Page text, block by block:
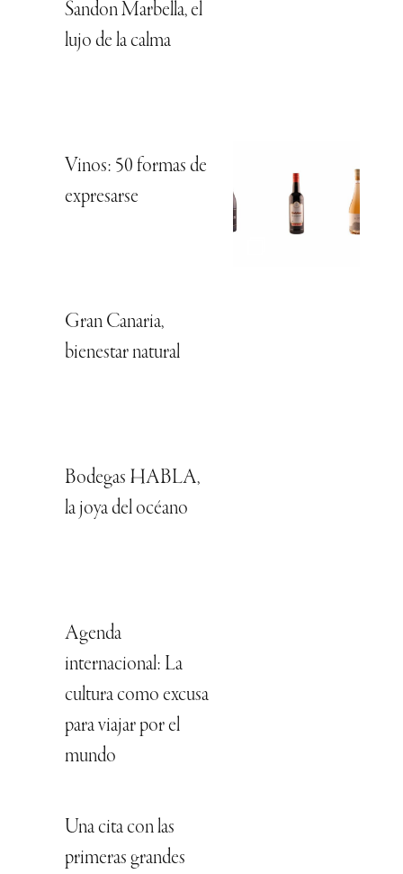
Sandon Marbella, el
lujo de la calma
Vinos: 50 formas de
expresarse
Gran Canaria,
bienestar natural
Bodegas HABLA,
la joya del océano
Agenda
internacional: La
cultura como excusa
para viajar por el
mundo
Una cita con las
primeras grandes